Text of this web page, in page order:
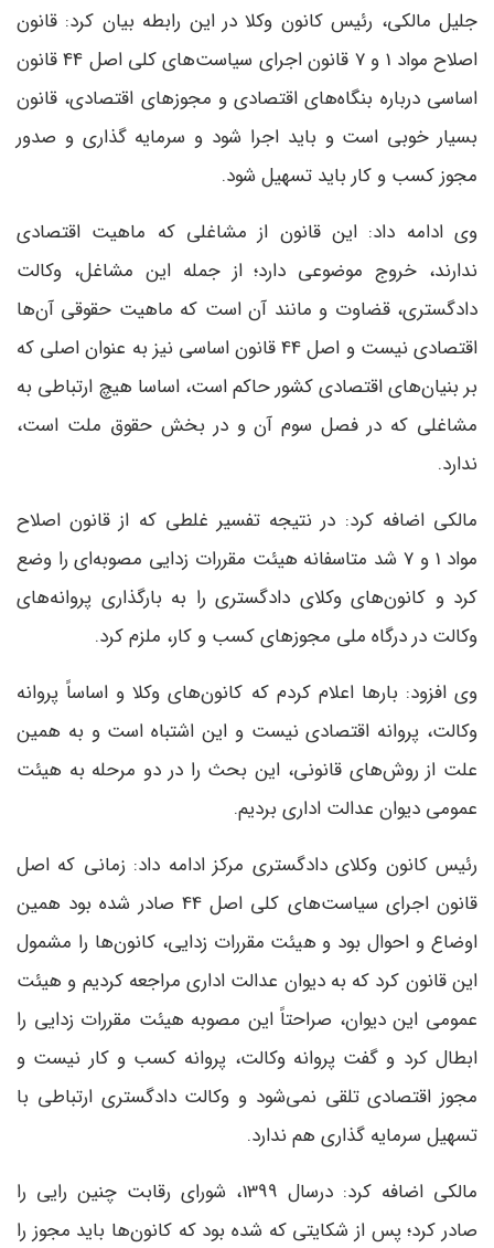
جلیل مالکی، رئیس کانون وکلا در این رابطه بیان کرد: قانون
اصلاح مواد 1 و 7 قانون اجرای سیاست‌های کلی اصل 44 قانون
اساسی درباره بنگاه‌های اقتصادی و مجوز‌های اقتصادی، قانون
بسیار خوبی است و باید اجرا شود و سرمایه گذاری و صدور
مجوز کسب و کار باید تسهیل شود.
وی ادامه داد: این قانون از مشاغلی که ماهیت اقتصادی
ندارند، خروج موضوعی دارد؛ از جمله این مشاغل، وکالت
دادگستری، قضاوت و مانند آن است که ماهیت حقوقی آن‌ها
اقتصادی نیست و اصل 44 قانون اساسی نیز به عنوان اصلی که
بر بنیان‌های اقتصادی کشور حاکم است، اساسا هیچ ارتباطی به
مشاغلی که در فصل سوم آن و در بخش حقوق ملت است،
ندارد.
مالکی اضافه کرد: در نتیجه تفسیر غلطی که از قانون اصلاح
مواد 1 و 7 شد متاسفانه هیئت مقررات زدایی مصوبه‌ای را وضع
کرد و کانون‌های وکلای دادگستری را به بارگذاری پروانه‌های
وکالت در درگاه ملی مجوز‌های کسب و کار، ملزم کرد.
وی افزود: بار‌ها اعلام کردم که کانون‌های وکلا و اساساً پروانه
وکالت، پروانه اقتصادی نیست و این اشتباه است و به همین
علت از روش‌های قانونی، این بحث را در دو مرحله به هیئت
عمومی دیوان عدالت اداری بردیم.
رئیس کانون وکلای دادگستری مرکز ادامه داد: زمانی که اصل
قانون اجرای سیاست‌های کلی اصل 44 صادر شده بود همین
اوضاع و احوال بود و هیئت مقررات زدایی، کانون‌ها را مشمول
این قانون کرد که به دیوان عدالت اداری مراجعه کردیم و هیئت
عمومی این دیوان، صراحتاً این مصوبه هیئت مقررات زدایی را
ابطال کرد و گفت پروانه وکالت، پروانه کسب و کار نیست و
مجوز اقتصادی تلقی نمی‌شود و وکالت دادگستری ارتباطی با
تسهیل سرمایه گذاری هم ندارد.
مالکی اضافه کرد: درسال 1399، شورای رقابت چنین رایی را
صادر کرد؛ پس از شکایتی که شده بود که کانون‌ها باید مجوز را